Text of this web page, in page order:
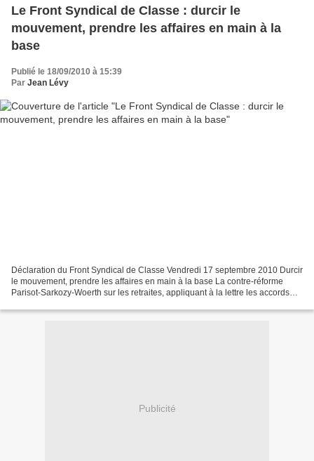
Le Front Syndical de Classe : durcir le
mouvement, prendre les affaires en main à la
base
Publié le 18/09/2010 à 15:39
Par Jean Lévy
Déclaration du Front Syndical de Classe Vendredi 17 septembre 2010 Durcir
le mouvement, prendre les affaires en main à la base La contre-réforme
Parisot-Sarkozy-Woerth sur les retraites, appliquant à la lettre les accords
Publicité